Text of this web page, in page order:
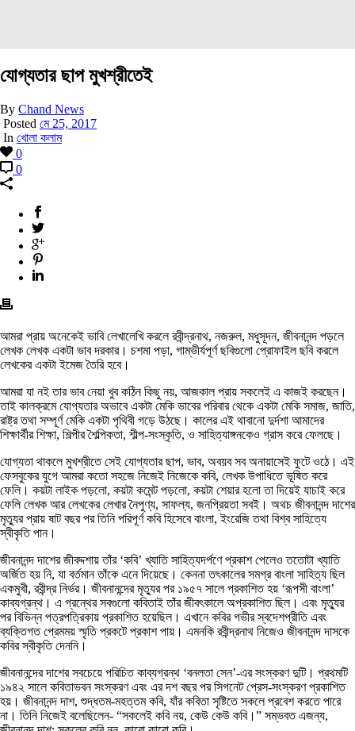
যোগ্যতার ছাপ মুখশ্রীতেই
By Chand News
Posted মে 25, 2017
In খোলা কলাম
0
0
আমরা প্রায় অনেকেই ভাবি লেখালেখি করলে রবীন্দ্রনাথ, নজরুল, মধুসূদন, জীবনানন্দ পড়লে
লেখক লেখক একটা ভাব দরকার। চশমা পড়া, গাম্ভীর্যপূর্ণ ছবিগুলো প্রোফাইল ছবি করলে
লেখকের একটা ইমেজ তৈরি হবে।
আমরা যা নই তার ভাব নেয়া খুব কঠিন কিছু নয়, আজকাল প্রায় সকলেই এ কাজই করছেন।
তাই কালক্রমে যোগ্যতার অভাবে একটা মেকি ভাবের পরিবার থেকে একটা মেকি সমাজ, জাতি,
রাষ্ট্র তথা সম্পূর্ণ মেকি একটা পৃথিবী গড়ে উঠছে। কালের এই থাবানো দুর্দশা আমাদের
শিক্ষার্থীর শিক্ষা, শিল্পীর শৈল্পিকতা, শীল্প-সংস্কৃতি, ও সাহিত্যাঙ্গনকেও গ্রাস করে ফেলছে।
যোগ্যতা থাকলে মুখশ্রীতে সেই যোগ্যতার ছাপ, ভাব, অবয়ব সব অনায়াসেই ফুটে ওঠে। এই
ফেসবুকের যুগে আমরা কতো সহজে নিজেই নিজেকে কবি, লেখক উপাধিতে ভূষিত করে
ফেলি। কয়টা লাইক পড়লো, কয়টা কমেন্ট পড়লো, কয়টা শেয়ার হলো তা দিয়েই যাচাই করে
ফেলি লেখক আর লেখকের লেখার নৈপুণ্য, সাফল্য, জনপ্রিয়তা সবই। অথচ জীবনানন্দ দাশের
মৃত্যুর প্রায় ষাট বছর পর তিনি পরিপূর্ণ কবি হিসেবে বাংলা, ইংরেজি তথা বিশ্ব সাহিত্যে
স্বীকৃতি পান।
জীবনানন্দ দাশের জীবদ্দশায় তাঁর ‘কবি’ খ্যাতি সাহিত্যদর্পণে প্রকাশ পেলেও ততোটা খ্যাতি
অর্জিত হয় নি, যা বর্তমান তাঁকে এনে দিয়েছে। কেননা তৎকালের সমগ্র বাংলা সাহিত্য ছিল
একমুখী, রবীন্দ্র নির্ভর। জীবনানন্দের মৃত্যুর পর ১৯৫৭ সালে প্রকাশিত হয় ‘রূপসী বাংলা’
কাব্যগ্রন্থ। এ গ্রন্থের সবগুলো কবিতাই তাঁর জীবৎকালে অপ্রকাশিত ছিল। এবং মৃত্যুর
পর বিভিন্ন পত্রপত্রিকায় প্রকাশিত হয়েছিল। এখানে কবির গভীর স্বদেশপ্রীতি এবং
ব্যক্তিগত প্রেমময় স্মৃতি প্রকটে প্রকাশ পায়। এমনকি রবীন্দ্রনাথ নিজেও জীবনানন্দ দাসকে
কবির স্বীকৃতি দেননি।
জীবনানন্দের দাশের সবচেয়ে পরিচিত কাব্যগ্রন্থ ‘বনলতা সেন’-এর সংস্করণ দুটি। প্রথমটি
১৯৪২ সালে কবিতাভবন সংস্করণ এবং এর দশ বছর পর সিগনেট প্রেস-সংস্করণ প্রকাশিত
হয়। জীবনানন্দ দাশ, শুদ্ধতম-মহত্তম কবি, যাঁর কবিতা সৃষ্টিতে সকলে প্রবেশ করতে পারে
না। তিনি নিজেই বলেছিলেন- “সকলেই কবি নয়, কেউ কেউ কবি।” সম্ভবত এজন্য,